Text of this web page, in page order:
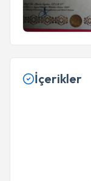
İçerikler